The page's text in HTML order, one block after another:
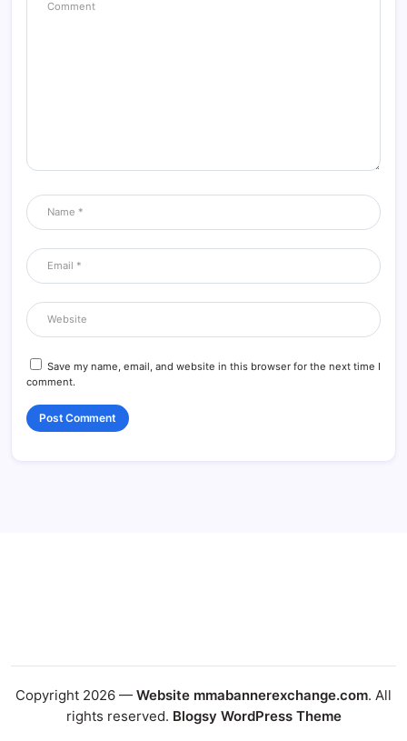
Save my name, email, and website in this browser for the next time I
comment.
Copyright 2026 — Website mmabannerexchange.com. All
rights reserved. Blogsy WordPress Theme